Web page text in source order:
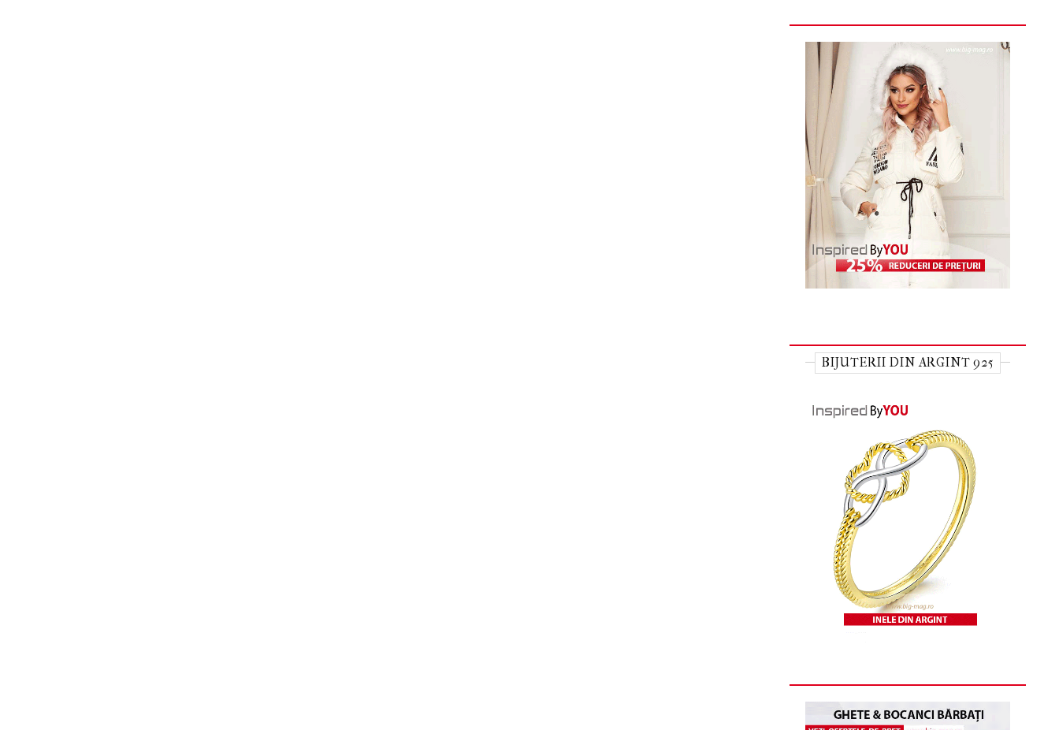
BIJUTERII DIN ARGINT 925